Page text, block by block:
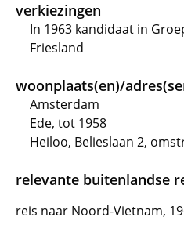
verkiezingen
In 1963 kandidaat in
Friesland
woonplaats(en)/
Amsterdam
Ede, tot 1958
Heiloo, Belieslaan 2,
relevante buitenlandse
reis naar Noord-Vietnam,